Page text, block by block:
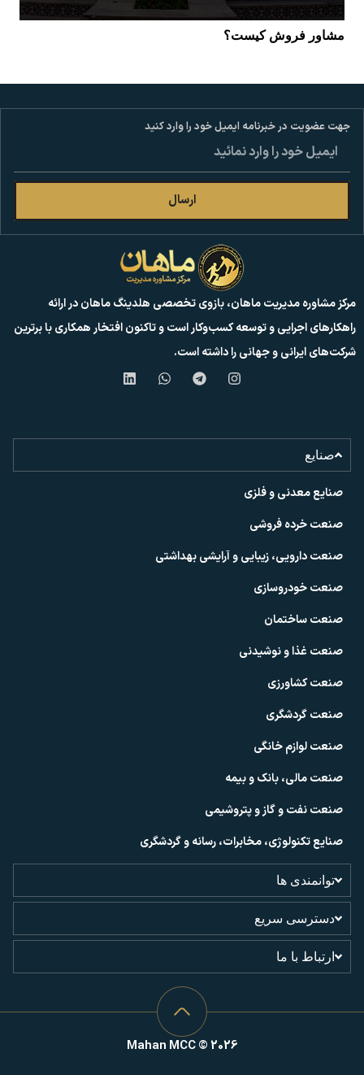
مشاور فروش کیست؟
مرکز مشاوره مدیریت ماهان، بازوی تخصصی هلدینگ ماهان در ارائه
راهکارهای اجرایی و توسعه کسب‌وکار است و تاکنون افتخار همکاری با برترین
شرکت‌های ایرانی و جهانی را داشته است.
جهت عضویت در خبرنامه ایمیل خود را وارد کنید
ارسال
صنایع
صنایع معدنی و فلزی
صنعت خرده فروشی
صنعت دارویی، زیبایی و آرایشی بهداشتی
صنعت خودروسازی
صنعت ساختمان
صنعت غذا و نوشیدنی
صنعت کشاورزی
صنعت گردشگری
صنعت لوازم خانگی
صنعت مالی، بانک و بیمه
صنعت نفت و گاز و پتروشیمی
صنایع تکنولوژی، مخابرات، رسانه و گردشگری
توانمندی ها
دسترسی سریع
ارتباط با ما
Mahan MCC © 2026